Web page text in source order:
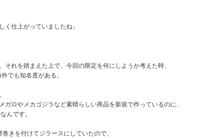
く仕上がっていましたね」
れを踏まえた上で、今回の限定を何にしようか考えた時、
でも知名度がある。
ロやメカゴジラなど素晴らしい商品を新規で作っているのに、
んです。
きを付けてジラースにしていたので、